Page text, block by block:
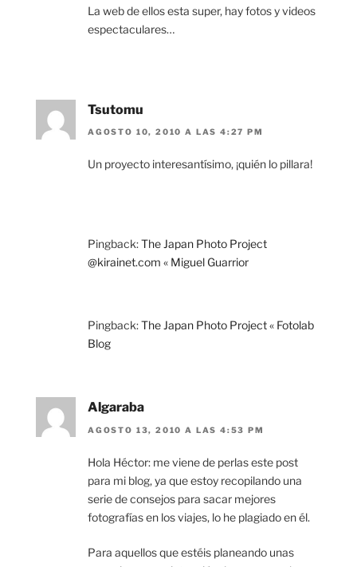
La web de ellos esta super, hay fotos y videos
espectaculares…
Tsutomu
AGOSTO 10, 2010 A LAS 4:27 PM
Un proyecto interesantísimo, ¡quién lo pillara!
Pingback:The Japan Photo Project
@kirainet.com « Miguel Guarrior
Pingback:The Japan Photo Project « Fotolab
Blog
Algaraba
AGOSTO 13, 2010 A LAS 4:53 PM
Hola Héctor: me viene de perlas este post
para mi blog, ya que estoy recopilando una
serie de consejos para sacar mejores
fotografías en los viajes, lo he plagiado en él.
Para aquellos que estéis planeando unas